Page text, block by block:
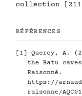
collection
RÉFÉRENCES
[1] Quercy, A.
the Batu
Raisonné.
https://
raisonne/